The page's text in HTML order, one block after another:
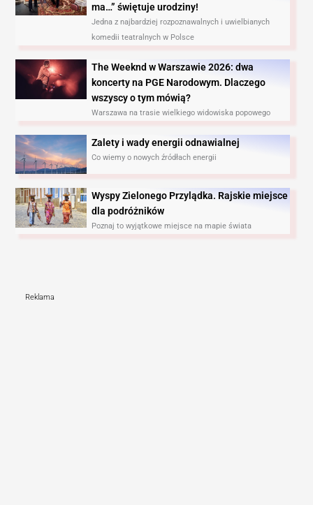
ma…” świętuje urodziny!
Jedna z najbardziej rozpoznawalnych i uwielbianych
komedii teatralnych w Polsce
The Weeknd w Warszawie 2026: dwa
koncerty na PGE Narodowym. Dlaczego
wszyscy o tym mówią?
Warszawa na trasie wielkiego widowiska popowego
Zalety i wady energii odnawialnej
Co wiemy o nowych źródłach energii
Wyspy Zielonego Przylądka. Rajskie miejsce
dla podróżników
Poznaj to wyjątkowe miejsce na mapie świata
Reklama